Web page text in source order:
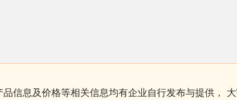
信息及价格等相关信息均有企业自行发布与提供，